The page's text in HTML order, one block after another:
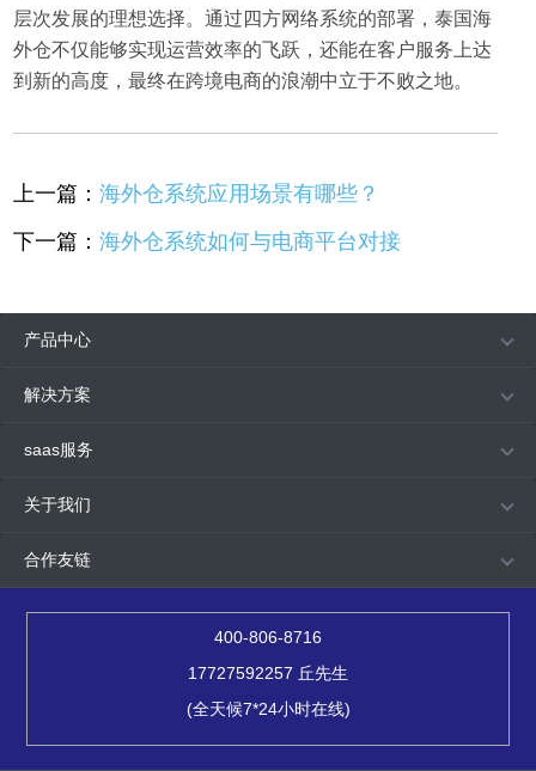
层次发展的理想选择。通过四方网络系统的部署，泰国海
外仓不仅能够实现运营效率的飞跃，还能在客户服务上达
到新的高度，最终在跨境电商的浪潮中立于不败之地。
上一篇：海外仓系统应用场景有哪些？
下一篇：海外仓系统如何与电商平台对接
产品中心
解决方案
saas服务
关于我们
合作友链
400-806-8716
17727592257 丘先生
(全天候7*24小时在线)